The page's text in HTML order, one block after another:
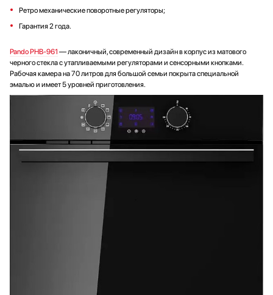
Ретро механические поворотные регуляторы;
Гарантия 2 года.
Pando PHB-961 — лаконичный, современный дизайн в корпус из матового
черного стекла с утапливаемыми регуляторами и сенсорными кнопками.
Рабочая камера на 70 литров для большой семьи покрыта специальной
эмалью и имеет 5 уровней приготовления.